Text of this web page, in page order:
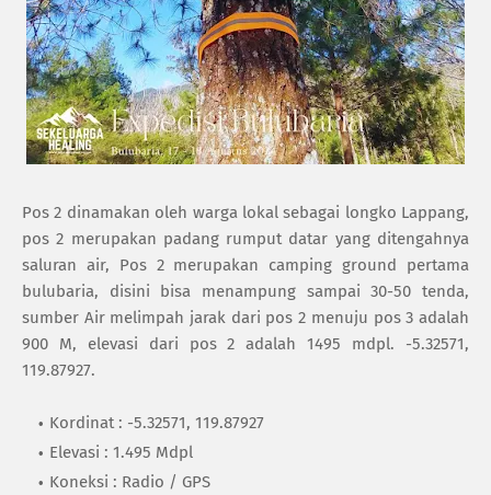
Pos 2 dinamakan oleh warga lokal sebagai longko Lappang,
pos 2 merupakan padang rumput datar yang ditengahnya
saluran air, Pos 2 merupakan camping ground pertama
bulubaria, disini bisa menampung sampai 30-50 tenda,
sumber Air melimpah jarak dari pos 2 menuju pos 3 adalah
900 M, elevasi dari pos 2 adalah 1495 mdpl. -5.32571,
119.87927.
Kordinat : -5.32571, 119.87927
Elevasi : 1.495 Mdpl
Koneksi : Radio / GPS